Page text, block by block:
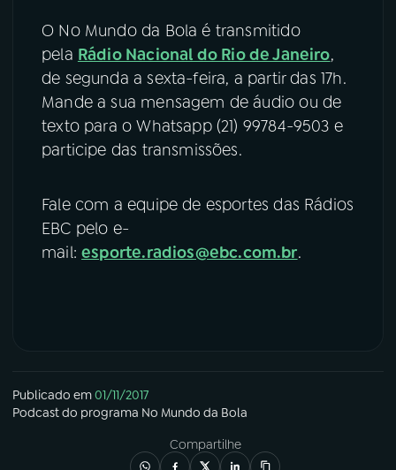
O No Mundo da Bola é transmitido
pela Rádio Nacional do Rio de Janeiro,
de segunda a sexta-feira, a partir das 17h.
Mande a sua mensagem de áudio ou de
texto para o Whatsapp (21) 99784-9503 e
participe das transmissões.
Fale com a equipe de esportes das Rádios
EBC pelo e-
mail:esporte.radios@ebc.com.br.
Publicado em01/11/2017
Podcastdo programa No Mundo da Bola
Compartilhe